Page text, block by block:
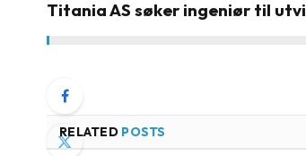
Titania AS søker ingeniør til
RELATED POSTS